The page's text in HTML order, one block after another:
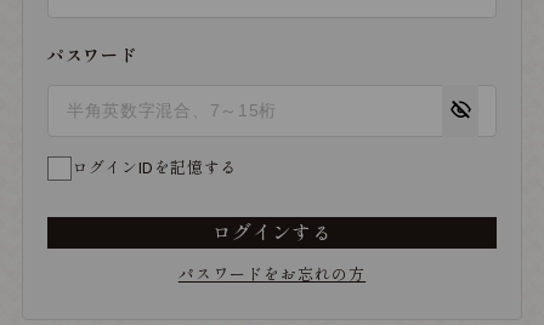
パスワード
ログインIDを記憶する
ログインする
パスワードをお忘れの方